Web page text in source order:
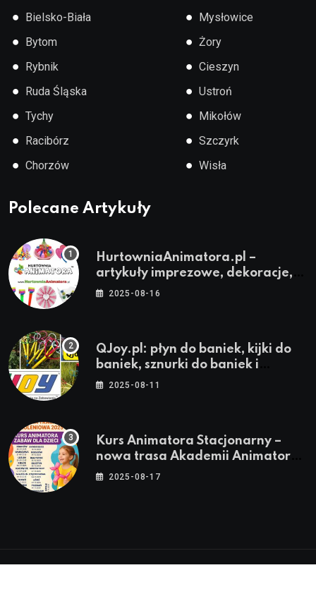
● Bielsko-Biała
● Bytom
● Rybnik
● Ruda Śląska
● Tychy
● Racibórz
● Chorzów
● Mysłowice
● Żory
● Cieszyn
● Ustroń
● Mikołów
● Szczyrk
● Wisła
Polecane Artykuły
HurtowniaAnimatora.pl –
artykuły imprezowe, dekoracje,
stroje i akcesoria dla animatorów
2025-08-16
QJoy.pl: płyn do baniek, kijki do
baniek, sznurki do baniek i
zestawy do baniek
2025-08-11
Kurs Animatora Stacjonarny –
nowa trasa Akademii Animatora
– jesień 2025
2025-08-17